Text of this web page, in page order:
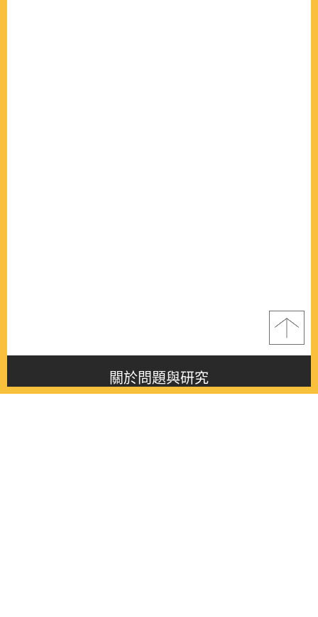
關於問題與研究
About this journal